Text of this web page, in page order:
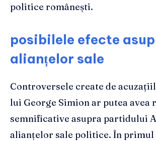
politice românești.
posibilele efecte
alianțelor sale
Controversele create de
lui George Simion ar putea avea
semnificative asupra partidului
alianțelor sale politice. În primul